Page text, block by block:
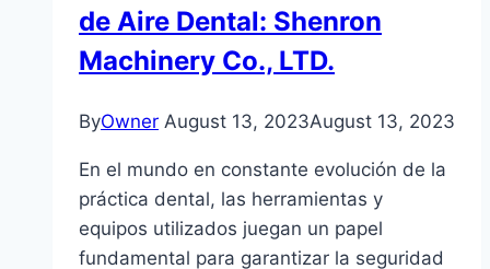
de Aire Dental: Shenron
Machinery Co., LTD.
ByOwner August 13, 2023August 13, 2023
En el mundo en constante evolución de la
práctica dental, las herramientas y
equipos utilizados juegan un papel
fundamental para garantizar la seguridad